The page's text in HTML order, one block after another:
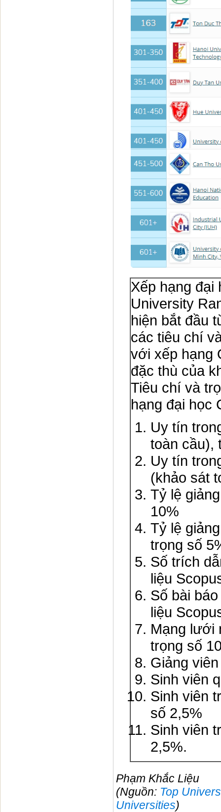
Xếp hạng đại
University
hiện bắt đầu
các tiêu chí
với xếp hạng
đặc thù của
Tiêu chí và
hạng đại học
Uy tín
toàn cầu),
Uy tín
(khảo sát
Tỷ lệ
10%
Tỷ lệ
trọng số
Số trích
liệu
Số bài
liệu
Mạng lưới
trọng số
Giảng
Sinh viên
Sinh viên
số 2,5%
Sinh viên
2,5%.
Phạm Khắc Liệu
(Nguồn: Top
Universities)